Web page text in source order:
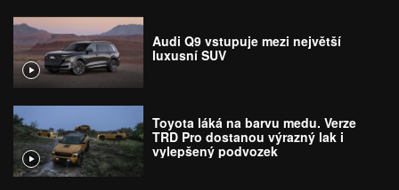
Audi Q9 vstupuje mezi největší
luxusní SUV
Toyota láká na barvu medu. Verze
TRD Pro dostanou výrazný lak i
vylepšený podvozek